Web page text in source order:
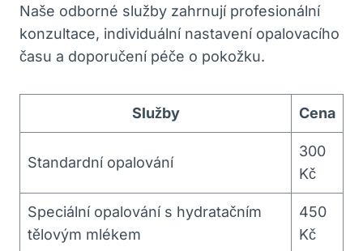
Naše odborné služby⁣ zahrnují⁤ profesionální
konzultace, ​individuální⁤ nastavení opalovacího⁢
času ‍a doporučení​ péče o⁣ pokožku.
Služby Cena
Standardní opalování
300
Kč
Speciální ⁤opalování ‍s‍ hydratačním
tělovým ‌mlékem
450
Kč